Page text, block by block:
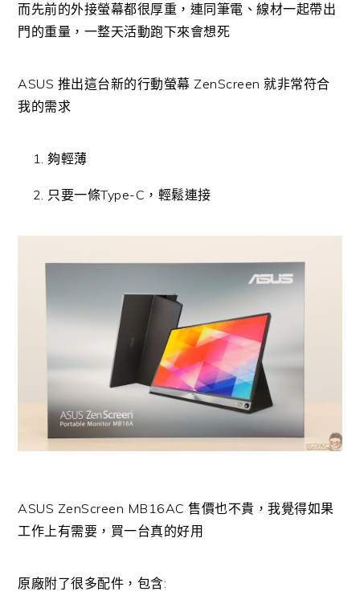
而先前的外接螢幕都很厚重，連同筆電、線材一起帶出
門的重量，一整天活動跑下來會想死
ASUS 推出這台新的行動螢幕 ZenScreen 就非常符合
我的需求
夠輕薄
只要一條Type-C，輕鬆連接
ASUS ZenScreen MB16AC 售價也不貴，我覺得如果
工作上有需要，買一台真的好用
原廠附了很多配件，包含: